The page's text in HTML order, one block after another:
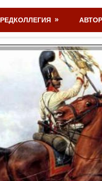
РЕДКОЛЛЕГИЯ